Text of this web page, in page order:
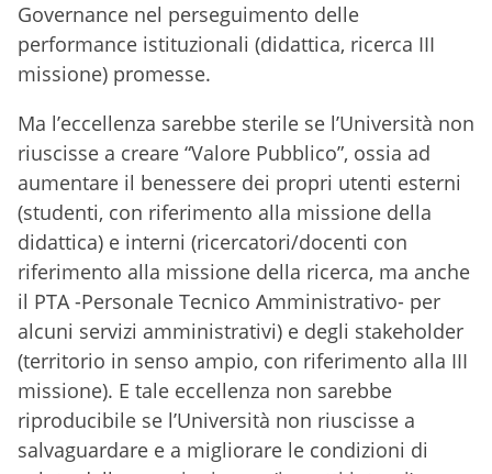
Governance nel perseguimento delle
performance istituzionali (didattica, ricerca III
missione) promesse.
Ma l’eccellenza sarebbe sterile se l’Università non
riuscisse a creare “Valore Pubblico”, ossia ad
aumentare il benessere dei propri utenti esterni
(studenti, con riferimento alla missione della
didattica) e interni (ricercatori/docenti con
riferimento alla missione della ricerca, ma anche
il PTA -Personale Tecnico Amministrativo- per
alcuni servizi amministrativi) e degli stakeholder
(territorio in senso ampio, con riferimento alla III
missione). E tale eccellenza non sarebbe
riproducibile se l’Università non riuscisse a
salvaguardare e a migliorare le condizioni di